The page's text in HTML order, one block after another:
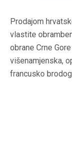
Prodajom
vlastite
obrane Crne
višenamjenska,
francusko